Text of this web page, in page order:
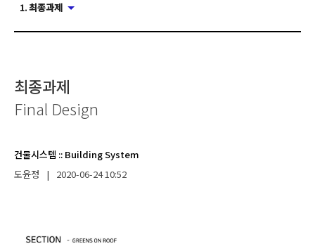
1. 최종과제
최종과제
Final Design
건물시스템 :: Building System
도윤정
| 2020-06-2410:52